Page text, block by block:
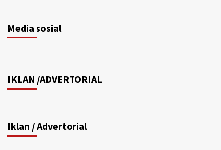
Media sosial
IKLAN /ADVERTORIAL
Iklan / Advertorial